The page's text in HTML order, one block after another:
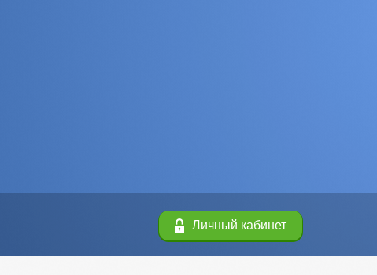
Личный кабинет